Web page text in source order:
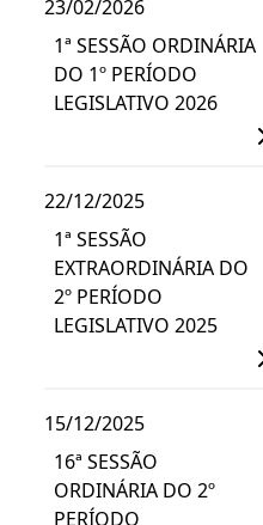
23/02/2026
1ª SESSÃO ORDINÁRIA
DO 1º PERÍODO
LEGISLATIVO 2026
22/12/2025
1ª SESSÃO
EXTRAORDINÁRIA DO
2º PERÍODO
LEGISLATIVO 2025
15/12/2025
16ª SESSÃO
ORDINÁRIA DO 2º
PERÍODO